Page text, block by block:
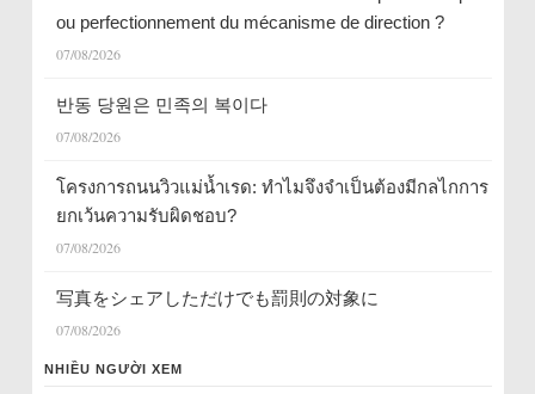
ou perfectionnement du mécanisme de direction ?
07/08/2026
반동 당원은 민족의 복이다
07/08/2026
โครงการถนนวิวแม่น้ำเรด: ทำไมจึงจำเป็นต้องมีกลไกการ
ยกเว้นความรับผิดชอบ?
07/08/2026
写真をシェアしただけでも罰則の対象に
07/08/2026
NHIỀU NGƯỜI XEM